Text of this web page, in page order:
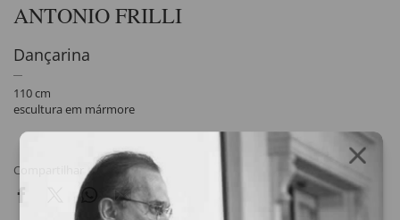
ANTONIO FRILLI
Dançarina
110 cm
escultura em mármore
Compartilhar